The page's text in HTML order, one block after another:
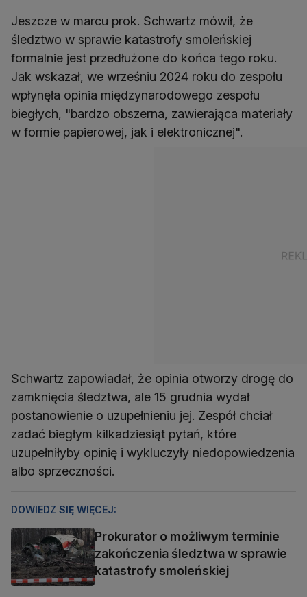
Jeszcze w marcu prok. Schwartz mówił, że
śledztwo w sprawie katastrofy smoleńskiej
formalnie jest przedłużone do końca tego roku.
Jak wskazał, we wrześniu 2024 roku do zespołu
wpłynęła opinia międzynarodowego zespołu
biegłych, "bardzo obszerna, zawierająca materiały
w formie papierowej, jak i elektronicznej".
Schwartz zapowiadał, że opinia otworzy drogę do
zamknięcia śledztwa, ale 15 grudnia wydał
postanowienie o uzupełnieniu jej. Zespół chciał
zadać biegłym kilkadziesiąt pytań, które
uzupełniłyby opinię i wykluczyły niedopowiedzenia
albo sprzeczności.
DOWIEDZ SIĘ WIĘCEJ:
Prokurator o możliwym terminie
zakończenia śledztwa w sprawie
katastrofy smoleńskiej